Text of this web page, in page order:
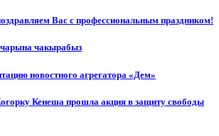
Вас с профессиональным праздником!
чакырабыз
новостного агрегатора «Дем»
Кенеша прошла акция в защиту свободы